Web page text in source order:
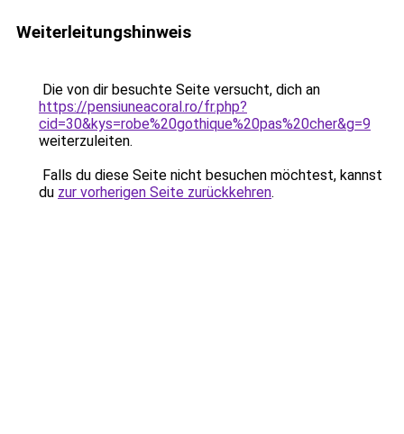
Weiterleitungshinweis
Die von dir besuchte Seite versucht, dich an
https://pensiuneacoral.ro/fr.php?
cid=30&kys=robe%20gothique%20pas%20cher&g=9
weiterzuleiten.
Falls du diese Seite nicht besuchen möchtest, kannst
du zur vorherigen Seite zurückkehren.